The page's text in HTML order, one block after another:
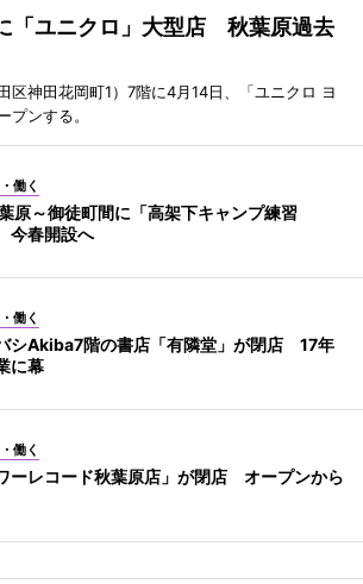
「ユニクロ」大型店 秋葉原過去
区神田花岡町1）7階に4月14日、「ユニクロ ヨ
プンする。
働く
原～御徒町間に「高架下キャンプ練習
春開設へ
働く
シAkiba7階の書店「有隣堂」が閉店 17年
に幕
働く
ーレコード秋葉原店」が閉店 オープンから